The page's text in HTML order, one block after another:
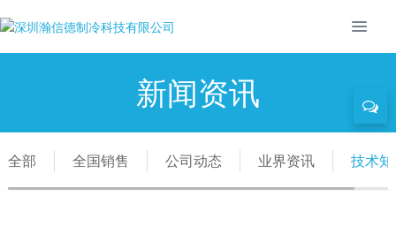
新闻资讯
全部 全国销售 公司动态 业界资讯 技术